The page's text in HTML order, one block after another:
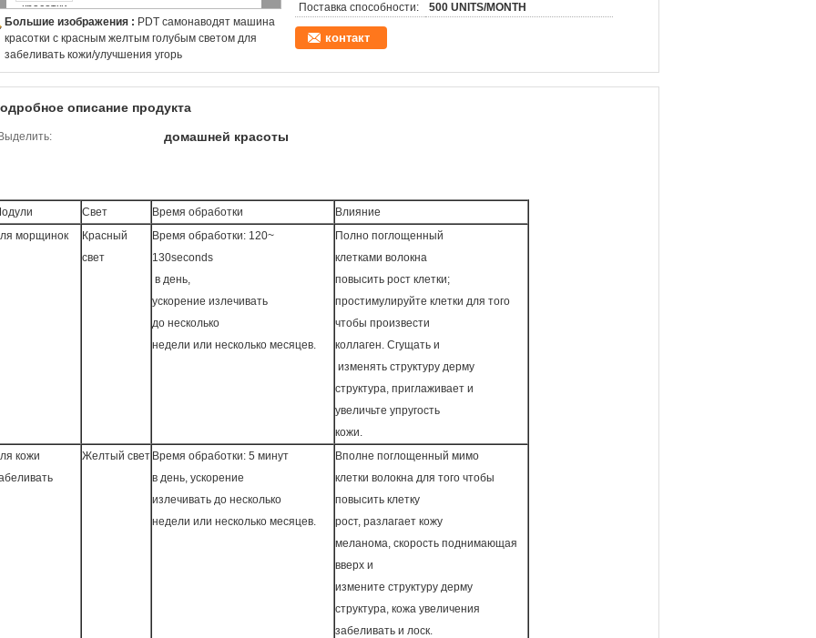
Большие изображения : PDT самонаводят машина
красотки с красным желтым голубым светом для
забеливать кожи/улучшения угорь
Поставка способности:
500 UNITS/MONTH
контакт
описание продукта
домашней красоты
Свет Время обработки
Влияние
морщинок
Красный
свет
Время обработки: 120~
130seconds
в день,
ускорение излечивать
до несколько
недели или несколько месяцев.
Полно поглощенный
клетками волокна
повысить рост клетки;
простимулируйте клетки для того
чтобы произвести
коллаген. Сгущать и
изменять структуру дерму
структура, приглаживает и
увеличьте упругость
кожи.
кожи
Желтый свет Время обработки: 5 минут
в день, ускорение
излечивать до несколько
недели или несколько месяцев.
Вполне поглощенный мимо
клетки волокна для того чтобы
повысить клетку
рост, разлагает кожу
меланома, скорость поднимающая
вверх и
измените структуру дерму
структура, кожа увеличения
забеливать и лоск.